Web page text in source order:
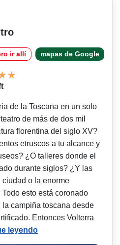
ir allí mapas de Google
de la Toscana en un solo
de más de dos mil
florentina del siglo XV?
etruscos a tu alcance y
¿O talleres donde el
durante siglos? ¿Y las
ciudad o la enorme
esto está coronado
campiña toscana desde
Entonces Volterra
leyendo